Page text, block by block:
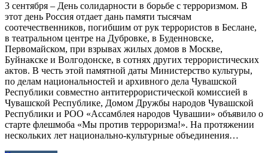
3 сентября – День солидарности в борьбе с терроризмом. В
этот день Россия отдает дань памяти тысячам
соотечественников, погибшим от рук террористов в Беслане,
в театральном центре на Дубровке, в Буденновске,
Первомайском, при взрывах жилых домов в Москве,
Буйнакске и Волгодонске, в сотнях других террористических
актов. В честь этой памятной даты Министерство культуры,
по делам национальностей и архивного дела Чувашской
Республики совместно антитеррористической комиссией в
Чувашской Республике, Домом Дружбы народов Чувашской
Республики и РОО «Ассамблея народов Чувашии» объявило о
старте флешмоба «Мы против терроризма!». На протяжении
нескольких лет национально-культурные объединения…